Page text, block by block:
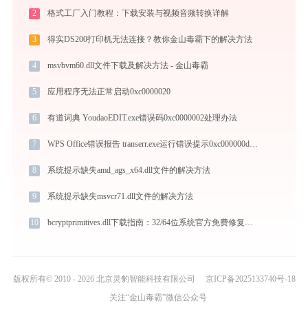
2 格式工厂入门教程：下载安装与视频音频转换详解
3 得实DS200打印机无法连接？教你金山毒霸下的解决方法
4 msvbvm60.dll文件下载及解决方法 - 金山毒霸
5 应用程序无法正常启动0xc0000020
6 有道词典 YoudaoEDIT.exe错误码0xc0000002处理办法
7 WPS Office错误报告 transerr.exe运行错误提示0xc000000d的解决办法
8 系统提示缺失amd_ags_x64.dll文件的解决方法
9 系统提示缺失msvcr71.dll文件的解决方法
10 bcryptprimitives.dll下载指南：32/64位系统官方免费修复方案
版权所有© 2010 - 2026 北京灵豹智能科技有限公司
京ICP备2025133740号-18
关注“金山毒霸”微信公众号